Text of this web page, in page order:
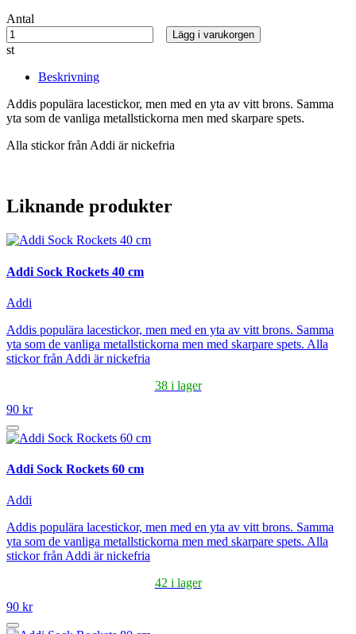
Antal
st
Lägg i varukorgen
Beskrivning
Addis populära lacestickor, men med en yta av vitt brons. Samma
yta som de vanliga metallstickorna men med skarpare spets.
Alla stickor från Addi är nickefria
Liknande produkter
Addi Sock Rockets 40 cm
Addi
Addis populära lacestickor, men med en yta av vitt brons. Samma
yta som de vanliga metallstickorna men med skarpare spets. Alla
stickor från Addi är nickefria
38 i lager
90 kr
Addi Sock Rockets 60 cm
Addi
Addis populära lacestickor, men med en yta av vitt brons. Samma
yta som de vanliga metallstickorna men med skarpare spets. Alla
stickor från Addi är nickefria
42 i lager
90 kr